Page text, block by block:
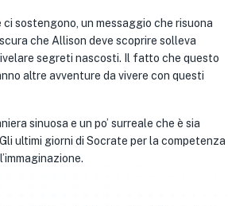
sostengono, un messaggio che risuona
che Allison deve scoprire solleva
segreti nascosti. Il fatto che questo
altre avventure da vivere con questi
sinuosa e un po’ surreale che è sia
ultimi giorni di Socrate per la competenza